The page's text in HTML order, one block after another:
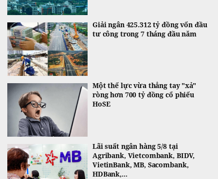
Giải ngân 425.312 tỷ đồng vốn đầu
tư công trong 7 tháng đầu năm
Một thế lực vừa thẳng tay "xả"
ròng hơn 700 tỷ đồng cổ phiếu
HoSE
Lãi suất ngân hàng 5/8 tại
Agribank, Vietcombank, BIDV,
VietinBank, MB, Sacombank,
HDBank,...